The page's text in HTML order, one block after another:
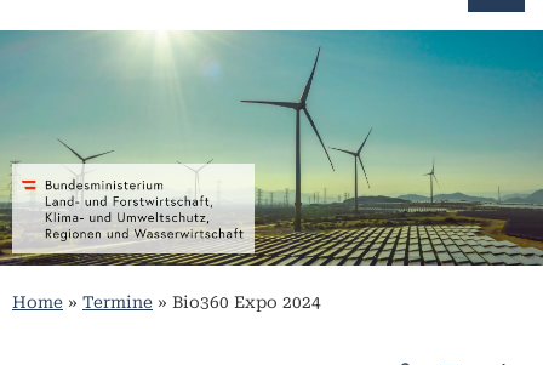
Home » Termine » Bio360 Expo 2024